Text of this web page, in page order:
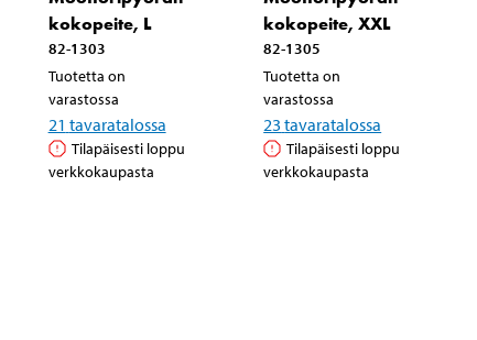
kokopeite, L
82-1303
Tuotetta on
varastossa
21 tavaratalossa
Tilapäisesti loppu
verkkokaupasta
kokopeite, XXL
82-1305
Tuotetta on
varastossa
23 tavaratalossa
Tilapäisesti loppu
verkkokaupasta